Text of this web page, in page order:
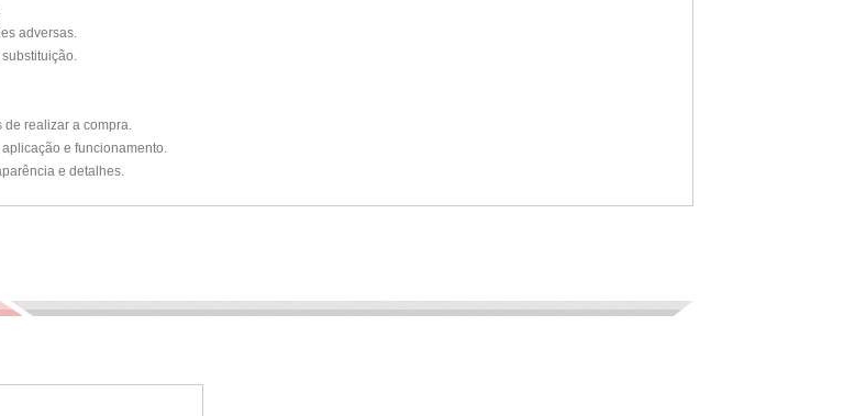
adversas.
de realizar a compra.
e funcionamento.
e detalhes.